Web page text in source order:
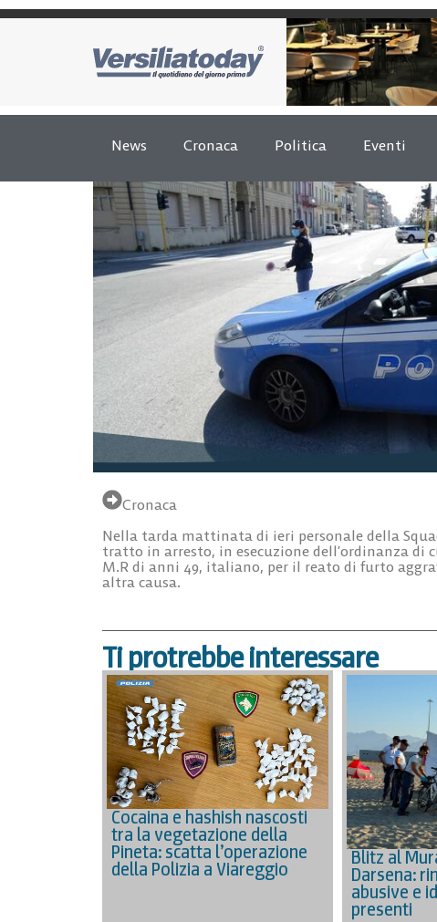
News Cronaca Politica Eventi
Cronaca
Nella tarda mattinata di ieri personale della
tratto in arresto, in esecuzione dell’ordinanza di
M.R di anni 49, italiano, per il reato di furto
altra causa.
Ti protrebbe interessare
Cocaina e hashish nascosti
tra la vegetazione della
Pineta: scatta l’operazione
della Polizia a Viareggio
Blitz al
Darsena:
abusive e
presenti